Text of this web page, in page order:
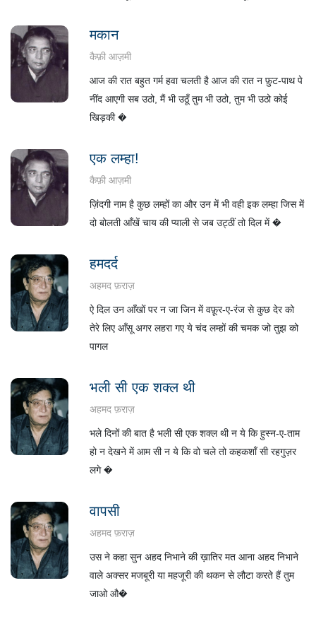
मकान
कैफ़ी आज़मी
आज की रात बहुत गर्म हवा चलती है आज की रात न फ़ुट-पाथ पे
नींद आएगी सब उठो, मैं भी उठूँ तुम भी उठो, तुम भी उठो कोई
खिड़की �
एक लम्हा!
कैफ़ी आज़मी
ज़िंदगी नाम है कुछ लम्हों का और उन में भी वही इक लम्हा जिस में
दो बोलती आँखें चाय की प्याली से जब उट्ठीं तो दिल में �
हमदर्द
अहमद फ़राज़
ऐ दिल उन आँखों पर न जा जिन में वफ़ूर-ए-रंज से कुछ देर को
तेरे लिए आँसू अगर लहरा गए ये चंद लम्हों की चमक जो तुझ को
पागल
भली सी एक शक्ल थी
अहमद फ़राज़
भले दिनों की बात है भली सी एक शक्ल थी न ये कि हुस्न-ए-ताम
हो न देखने में आम सी न ये कि वो चले तो कहकशाँ सी रहगुज़र
लगे �
वापसी
अहमद फ़राज़
उस ने कहा सुन अहद निभाने की ख़ातिर मत आना अहद निभाने
वाले अक्सर मजबूरी या महजूरी की थकन से लौटा करते हैं तुम
जाओ औ�